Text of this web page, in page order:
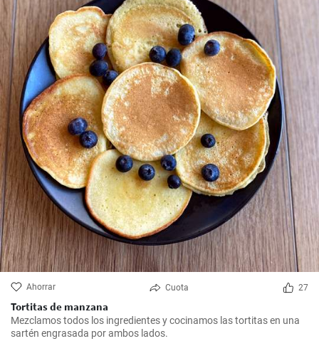
Ahorrar Cuota 27
Tortitas de manzana
Mezclamos todos los ingredientes y cocinamos las tortitas en una
sartén engrasada por ambos lados.